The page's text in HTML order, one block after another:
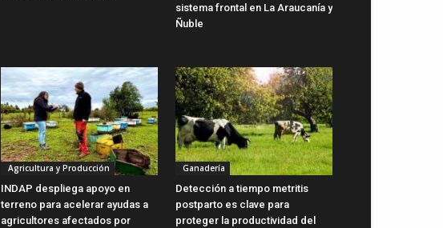
sistema frontal en La Araucanía y
Ñuble
Agricultura y Producción
INDAP despliega apoyo en
terreno para acelerar ayudas a
agricultores afectados por
Ganadería
Detección a tiempo metritis
postparto es clave para
proteger la productividad del